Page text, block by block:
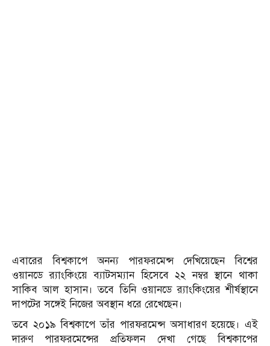
এবারের বিশ্বকাপে অনন্য পারফরমেন্স দেখিয়েছেন বিশ্বের
ওয়ানডে র‍্যাংকিংয়ে ব্যাটসম্যান হিসেবে ২২ নম্বর স্থানে থাকা
সাকিব আল হাসান। তবে তিনি ওয়ানডে র‍্যাংকিংয়ের শীর্ষস্থানে
দাপটের সঙ্গেই নিজের অবস্থান ধরে রেখেছেন।
তবে ২০১৯ বিশ্বকাপে তাঁর পারফরমেন্স অসাধারণ হয়েছে। এই
দারুণ পারফরমেন্সের প্রতিফলন দেখা গেছে বিশ্বকাপের